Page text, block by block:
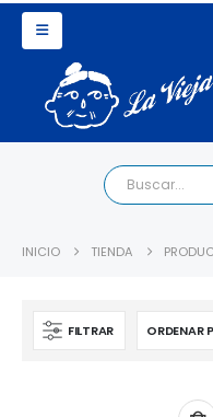
INICIO TIENDA
FILTRAR